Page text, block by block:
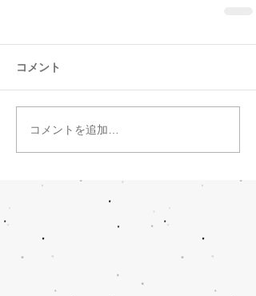
コメント
コメントを追加…